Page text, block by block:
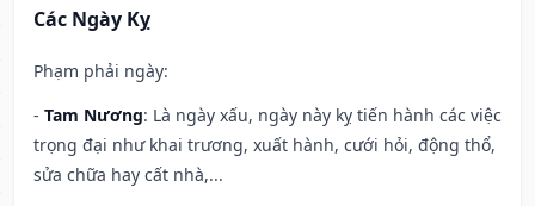
Các Ngày Kỵ
Phạm phải ngày:
- Tam Nương: Là ngày xấu, ngày này kỵ tiến hành các việc
trọng đại như khai trương, xuất hành, cưới hỏi, động thổ,
sửa chữa hay cất nhà,...